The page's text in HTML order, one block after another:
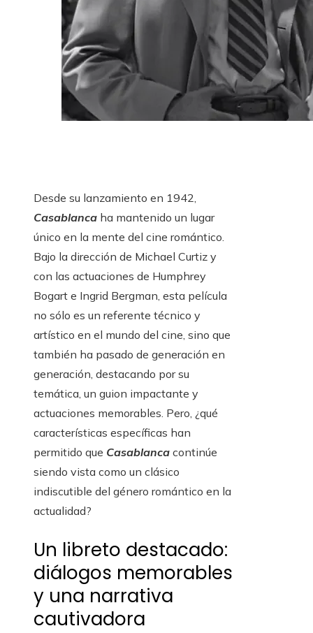
Desde su lanzamiento en 1942,
Casablanca ha mantenido un lugar
único en la mente del cine romántico.
Bajo la dirección de Michael Curtiz y
con las actuaciones de Humphrey
Bogart e Ingrid Bergman, esta película
no sólo es un referente técnico y
artístico en el mundo del cine, sino que
también ha pasado de generación en
generación, destacando por su
temática, un guion impactante y
actuaciones memorables. Pero, ¿qué
características específicas han
permitido que Casablanca continúe
siendo vista como un clásico
indiscutible del género romántico en la
actualidad?
Un libreto destacado:
diálogos memorables
y una narrativa
cautivadora